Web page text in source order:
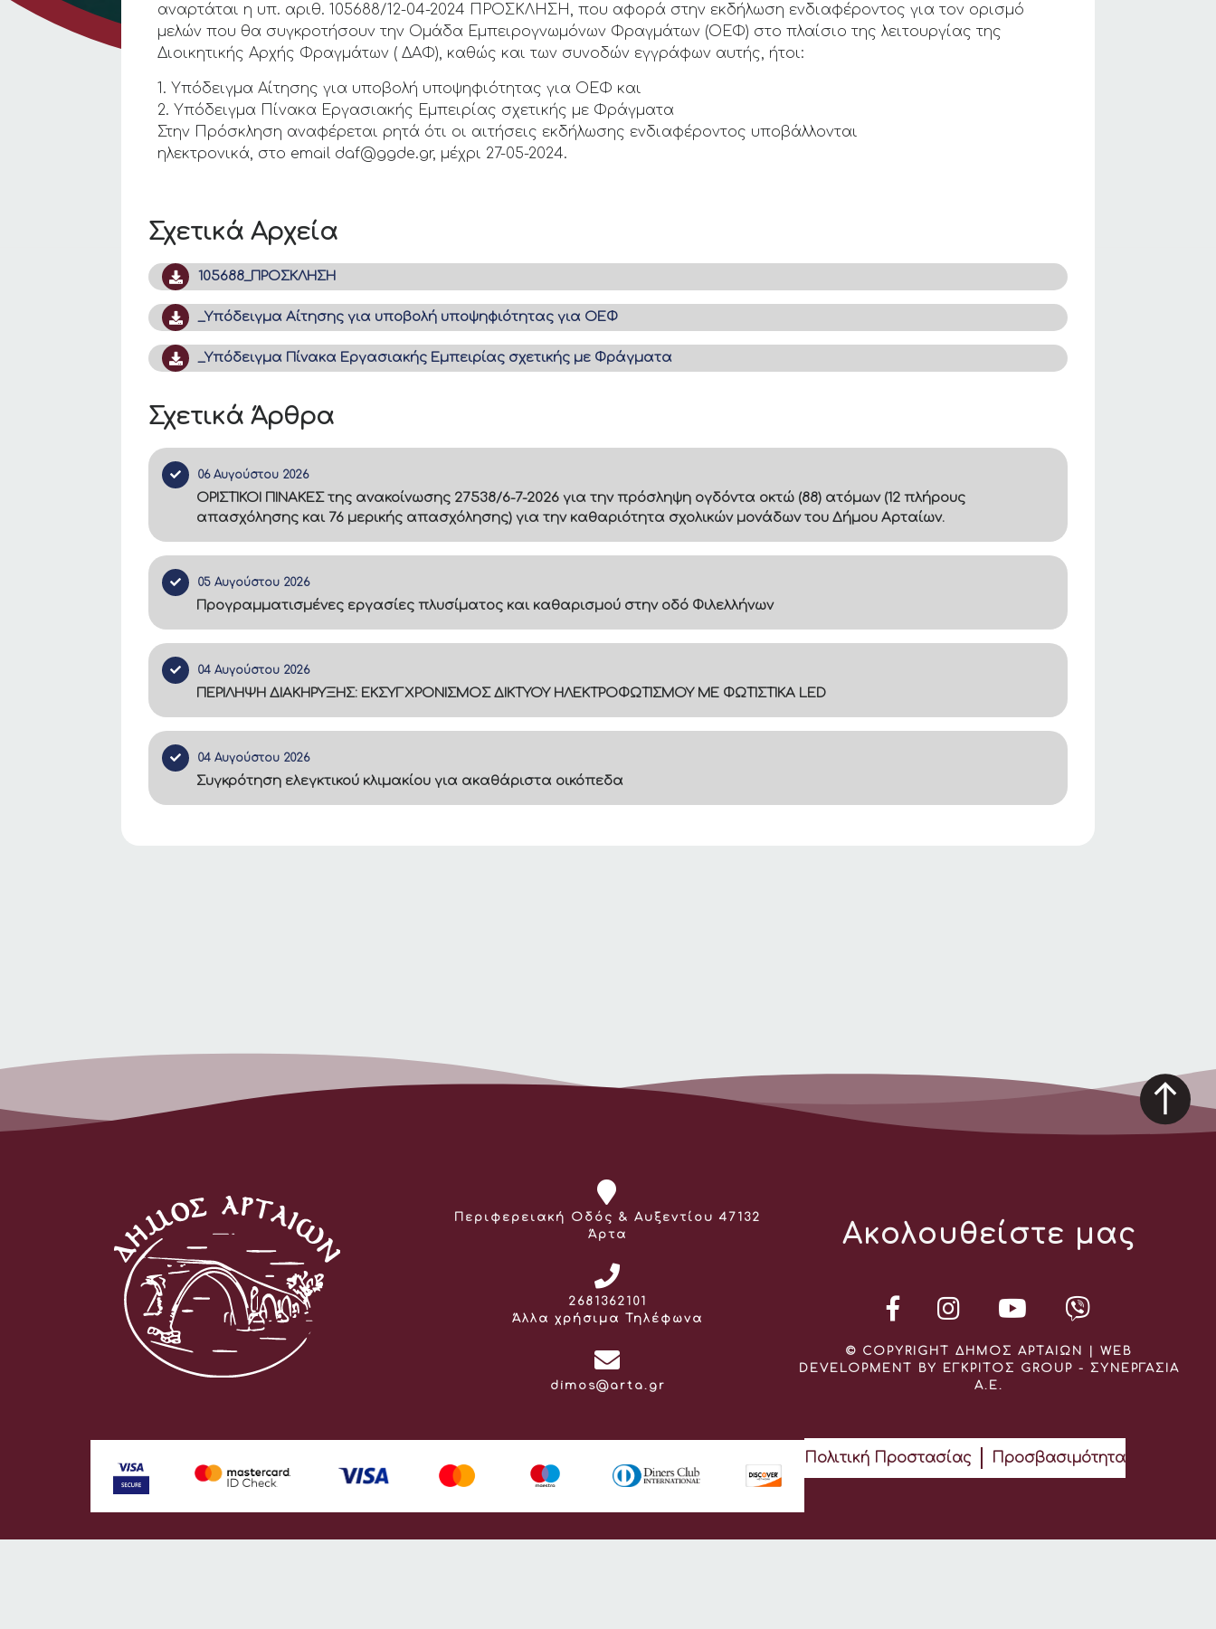
Σχετικά Αρχεία
105688_ΠΡΟΣΚΛΗΣΗ
_Υπόδειγμα Αίτησης για υποβολή υποψηφιότητας για ΟΕΦ
_Υπόδειγμα Πίνακα Εργασιακής Εμπειρίας σχετικής με Φράγματα
Σχετικά Άρθρα
06 Αυγούστου 2026
ΟΡΙΣΤΙΚΟΙ ΠΙΝΑΚΕΣ της ανακοίνωσης 27538/6-7-2026 για την πρόσληψη ογδόντα οκτώ (88) ατόμων (12 πλήρους
απασχόλησης και 76 μερικής απασχόλησης) για την καθαριότητα σχολικών μονάδων του Δήμου Αρταίων.
05 Αυγούστου 2026
Προγραμματισμένες εργασίες πλυσίματος και καθαρισμού στην οδό Φιλελλήνων
04 Αυγούστου 2026
ΠΕΡΙΛΗΨΗ ΔΙΑΚΗΡΥΞΗΣ: ΕΚΣΥΓΧΡΟΝΙΣΜΟΣ ΔΙΚΤΥΟΥ ΗΛΕΚΤΡΟΦΩΤΙΣΜΟΥ ΜΕ ΦΩΤΙΣΤΙΚΑ LED
04 Αυγούστου 2026
Συγκρότηση ελεγκτικού κλιμακίου για ακαθάριστα οικόπεδα
αναρτάται η υπ. αριθ. 105688/12-04-2024 ΠΡΟΣΚΛΗΣΗ, που αφορά στην εκδήλωση ενδιαφέροντος για τον ορισμό
μελών που θα συγκροτήσουν την Ομάδα Εμπειρογνωμόνων Φραγμάτων (ΟΕΦ) στο πλαίσιο της λειτουργίας της
Διοικητικής Αρχής Φραγμάτων ( ΔΑΦ), καθώς και των συνοδών εγγράφων αυτής, ήτοι:
1. Υπόδειγμα Αίτησης για υποβολή υποψηφιότητας για ΟΕΦ και
2. Υπόδειγμα Πίνακα Εργασιακής Εμπειρίας σχετικής με Φράγματα
Στην Πρόσκληση αναφέρεται ρητά ότι οι αιτήσεις εκδήλωσης ενδιαφέροντος υποβάλλονται
ηλεκτρονικά, στο email daf@ggde.gr, μέχρι 27-05-2024.
Διεύθυνση:
Περιφερειακή Οδός & Αυξεντίου 47132
Άρτα
Τηλέφωνο:
2681362101
Άλλα χρήσιμα Τηλέφωνα
Email:
dimos@arta.gr
Ακολουθείστε μας
© COPYRIGHT ΔΗΜΟΣ ΑΡΤΑΙΩΝ | WEB
DEVELOPMENT BY ΕΓΚΡΙΤΟΣ GROUP - ΣΥΝΕΡΓΑΣΙΑ
Α.Ε.
Πολιτική Προστασίας Προσβασιμότητα